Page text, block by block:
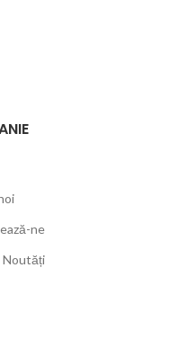
ne
Noutăți